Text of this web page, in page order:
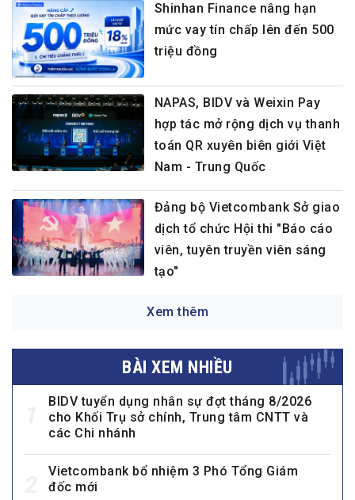
Shinhan Finance nâng hạn
mức vay tín chấp lên đến 500
triệu đồng
NAPAS, BIDV và Weixin Pay
hợp tác mở rộng dịch vụ thanh
toán QR xuyên biên giới Việt
Nam - Trung Quốc
Đảng bộ Vietcombank Sở giao
dịch tổ chức Hội thi "Báo cáo
viên, tuyên truyền viên sáng
tạo"
Xem thêm
BÀI XEM NHIỀU
BIDV tuyển dụng nhân sự đợt tháng 8/2026
cho Khối Trụ sở chính, Trung tâm CNTT và
các Chi nhánh
Vietcombank bổ nhiệm 3 Phó Tổng Giám
đốc mới